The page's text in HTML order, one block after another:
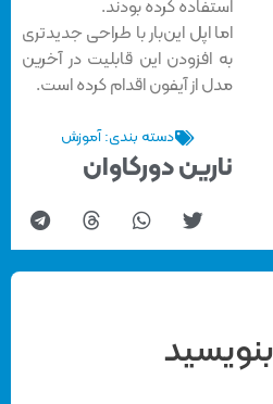
استفاده کرده بودند.
اما اپل این‌بار با طراحی جدیدتری
به افزودن این قابلیت در آخرین
مدل از آیفون اقدام کرده است.
دسته بندی:آموزش
نارین دورکاوان